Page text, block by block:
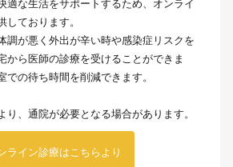
適な生活をサポートするため、オンライ
しております。
調が悪く外出が辛い時や感染症リスクを
から医師の診療を受けることができま
での待ち時間を削減できます。
、通院が必要となる場合があります。
ライン診療はこちらより